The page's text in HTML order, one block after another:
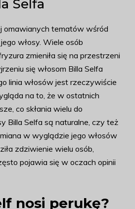
Selfa
omawianych tematów wśród
włosy. Wiele osób
zmieniła się na przestrzeni
się włosom Billa Selfa
linia włosów jest rzeczywiście
na to, że w ostatnich
co skłania wielu do
Billa Selfa są naturalne, czy też
w wyglądzie jego włosów
zdziwienie wielu osób,
pojawia się w oczach opinii
nosi perukę?